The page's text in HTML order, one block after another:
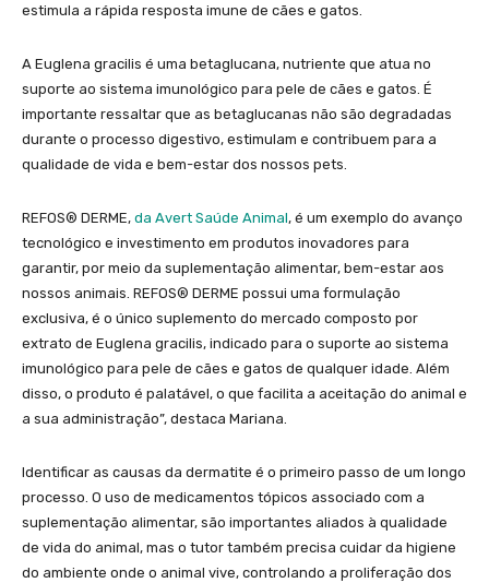
estimula a rápida resposta imune de cães e gatos.
A Euglena gracilis é uma betaglucana, nutriente que atua no
suporte ao sistema imunológico para pele de cães e gatos. É
importante ressaltar que as betaglucanas não são degradadas
durante o processo digestivo, estimulam e contribuem para a
qualidade de vida e bem-estar dos nossos pets.
REFOS® DERME, da Avert Saúde Animal, é um exemplo do avanço
tecnológico e investimento em produtos inovadores para
garantir, por meio da suplementação alimentar, bem-estar aos
nossos animais. REFOS® DERME possui uma formulação
exclusiva, é o único suplemento do mercado composto por
extrato de Euglena gracilis, indicado para o suporte ao sistema
imunológico para pele de cães e gatos de qualquer idade. Além
disso, o produto é palatável, o que facilita a aceitação do animal e
a sua administração”, destaca Mariana.
Identificar as causas da dermatite é o primeiro passo de um longo
processo. O uso de medicamentos tópicos associado com a
suplementação alimentar, são importantes aliados à qualidade
de vida do animal, mas o tutor também precisa cuidar da higiene
do ambiente onde o animal vive, controlando a proliferação dos